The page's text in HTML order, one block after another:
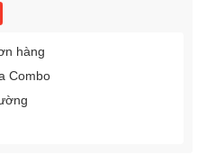
hàng
Combo